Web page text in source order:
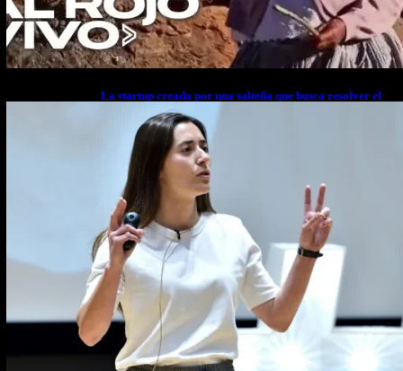
La startup creada por una salteña que busca resolver el
estrés financiero en Latinoamérica